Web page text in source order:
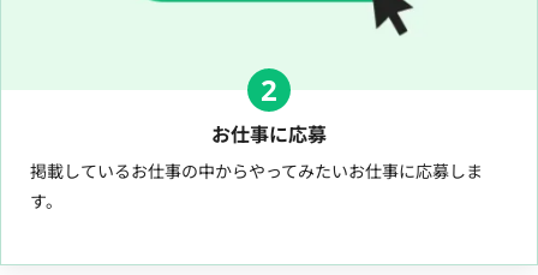
2
お仕事に応募
掲載しているお仕事の中からやってみたいお仕事に応募しま
す。